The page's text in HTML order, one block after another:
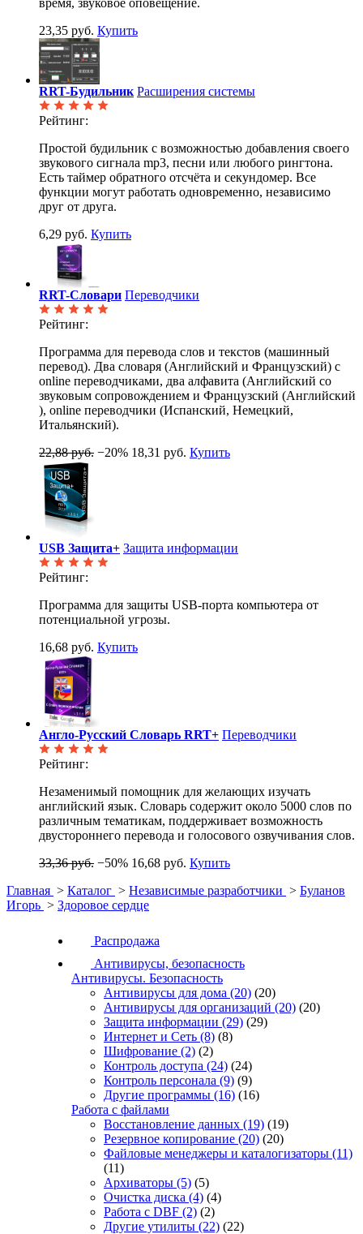
23,35 руб. Купить
RRT-Будильник Расширения системы
Рейтинг:
Простой будильник с возможностью добавления своего
звукового сигнала mp3, песни или любого рингтона.
Есть таймер обратного отсчёта и секундомер. Все
функции могут работать одновременно, независимо
друг от друга.
6,29 руб. Купить
RRT-Словари Переводчики
Рейтинг:
Программа для перевода слов и текстов (машинный
перевод). Два словаря (Английский и Французский) с
online переводчиками, два алфавита (Английский со
звуковым сопровождением и Французский (Английский
), online переводчики (Испанский, Немецкий,
Итальянский).
22,88 руб. −20% 18,31 руб. Купить
USB Защита+ Защита информации
Рейтинг:
Программа для защиты USB-порта компьютера от
потенциальной угрозы.
16,68 руб. Купить
Англо-Русский Словарь RRT+ Переводчики
Рейтинг:
Незаменимый помощник для желающих изучать
английский язык. Словарь содержит около 5000 слов по
различным тематикам, поддерживает возможность
двустороннего перевода и голосового озвучивания слов.
33,36 руб. −50% 16,68 руб. Купить
Главная > Каталог > Независимые разработчики > Буланов
Игорь > Здоровое сердце
Распродажа
Антивирусы, безопасность
Антивирусы. Безопасность
Антивирусы для дома (20) (20)
Антивирусы для организаций (20) (20)
Защита информации (29) (29)
Интернет и Сеть (8) (8)
Шифрование (2) (2)
Контроль доступа (24) (24)
Контроль персонала (9) (9)
Другие программы (16) (16)
Работа с файлами
Восстановление данных (19) (19)
Резервное копирование (20) (20)
Файловые менеджеры и каталогизаторы (11)
(11)
Архиваторы (5) (5)
Очистка диска (4) (4)
Работа с DBF (2) (2)
Другие утилиты (22) (22)